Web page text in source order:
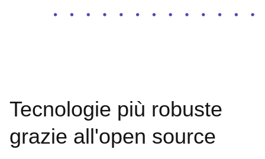
Tecnologie più robuste
grazie all'open source